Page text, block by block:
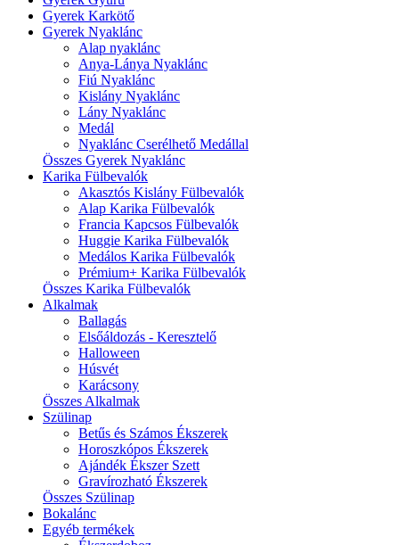
Gyerek Karkötő
Gyerek Nyaklánc
Alap nyaklánc
Anya-Lánya Nyaklánc
Fiú Nyaklánc
Kislány Nyaklánc
Lány Nyaklánc
Medál
Nyaklánc Cserélhető Medállal
Összes Gyerek Nyaklánc
Karika Fülbevalók
Akasztós Kislány Fülbevalók
Alap Karika Fülbevalók
Francia Kapcsos Fülbevalók
Huggie Karika Fülbevalók
Medálos Karika Fülbevalók
Prémium+ Karika Fülbevalók
Összes Karika Fülbevalók
Alkalmak
Ballagás
Elsőáldozás - Keresztelő
Halloween
Húsvét
Karácsony
Összes Alkalmak
Szülinap
Betűs és Számos Ékszerek
Horoszkópos Ékszerek
Ajándék Ékszer Szett
Gravírozható Ékszerek
Összes Szülinap
Bokalánc
Egyéb termékek